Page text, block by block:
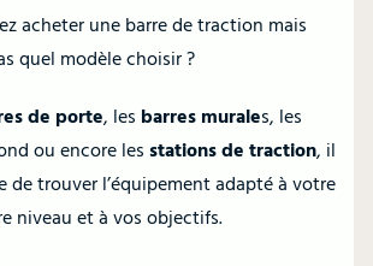
acheter une barre de traction mais
quel modèle choisir ?
de porte, les barres murales, les
ou encore les stations de traction, il
de trouver l’équipement adapté à votre
niveau et à vos objectifs.